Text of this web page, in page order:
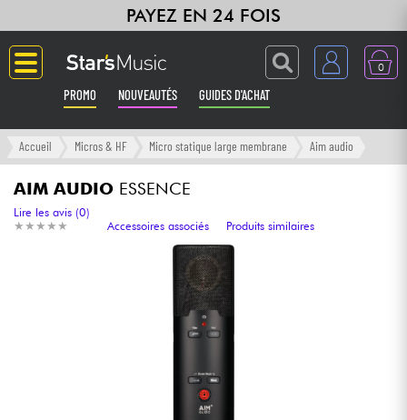
PAYEZ EN 24 FOIS
0
PROMO NOUVEAUTÉS GUIDES D'ACHAT
Langue
Guitares & Basses
Amplis & Effets
Accueil Micros & HF Micro statique large membrane Aim audio
AIM AUDIO ESSENCE
★ ★ ★ ★ ★
★ ★ ★ ★ ★
Lire les avis (0)
Accessoires associés
Produits similaires